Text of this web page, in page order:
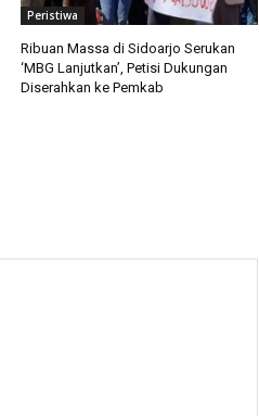
Peristiwa
Ribuan Massa di Sidoarjo Serukan
‘MBG Lanjutkan’, Petisi Dukungan
Diserahkan ke Pemkab